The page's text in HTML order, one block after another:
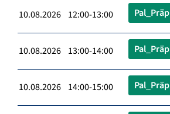
10.08.2026 12:00-13:00 Pal_Präp
10.08.2026 13:00-14:00 Pal_Präp
10.08.2026 14:00-15:00 Pal_Präp